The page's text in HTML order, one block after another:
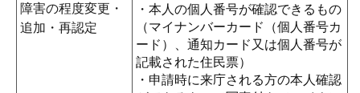
障害の程度変更・
追加・再認定
・本人の個人番号が確認できるもの
（マイナンバーカード（個人番号カ
ード）、通知カード又は個人番号が
記載された住民票）
・申請時に来庁される方の本人確認